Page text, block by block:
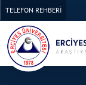
TELEFON REHBERİ